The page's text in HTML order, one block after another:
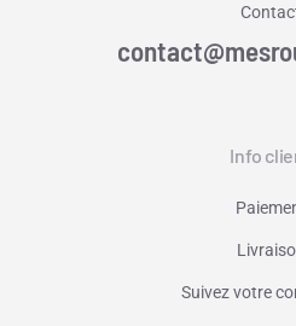
Info
Suivez votre